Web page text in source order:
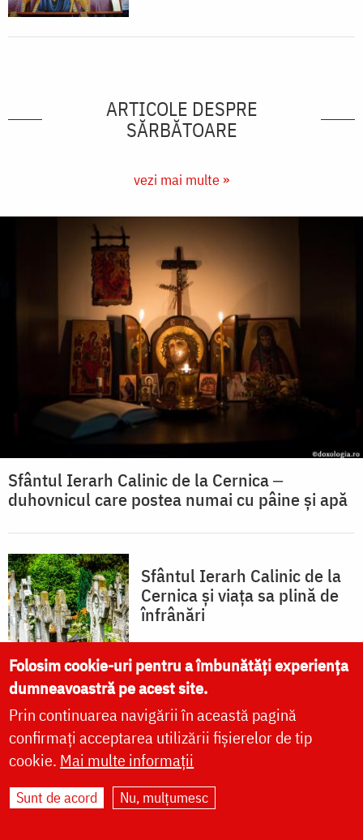
ARTICOLE DESPRE
SĂRBĂTOARE
vezi mai multe »
Sfântul Ierarh Calinic de la Cernica ‒
duhovnicul care postea numai cu pâine și apă
Sfântul Ierarh Calinic de la
Cernica și viața sa plină de
înfrânări
Mănăstirea Pasărea
Folosim cookie-uri pentru a îmbunătăți experiența
dumneavoastră pe acest site.
Prin continuarea navigării în această pagină
confirmați acceptarea utilizării fișierelor de tip
cookie. Mai multe informații
Sunt de acord Nu, mulțumesc